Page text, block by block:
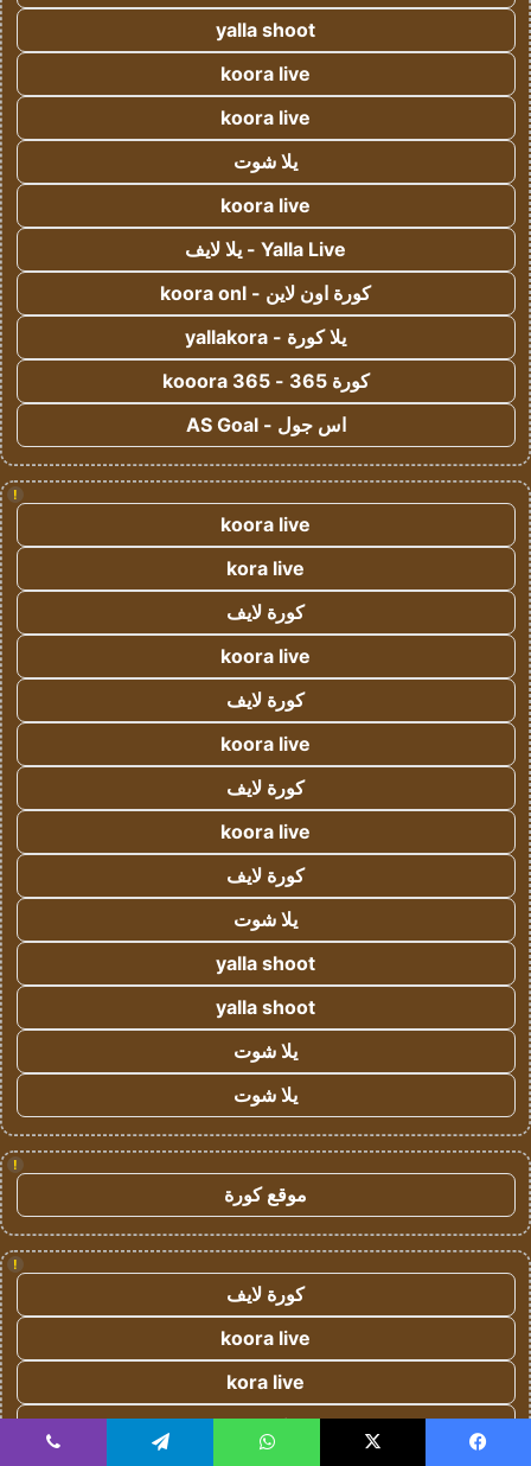
yalla shoot
koora live
koora live
يلا شوت
koora live
Yalla Live - يلا لايف
كورة اون لاين - koora onl
يلا كورة - yallakora
كورة 365 - kooora 365
اس جول - AS Goal
!
koora live
kora live
كورة لايف
koora live
كورة لايف
koora live
كورة لايف
koora live
كورة لايف
يلا شوت
yalla shoot
yalla shoot
يلا شوت
يلا شوت
!
موقع كورة
!
كورة لايف
koora live
kora live
koora live